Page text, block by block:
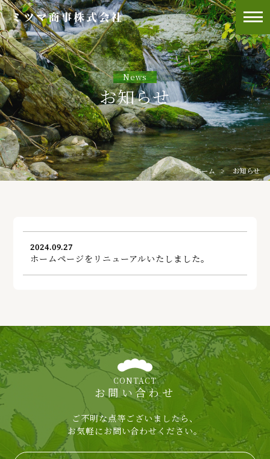
News
お知らせ
ホーム お知らせ
2024.09.27
ホームページをリニューアルいたしました。
CONTACT
お問い合わせ
ご不明な点等ございましたら、
お気軽にお問い合わせください。